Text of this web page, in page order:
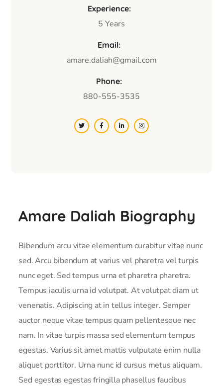
Experience:
5 Years
Email:
amare.daliah@gmail.com
Phone:
880-555-3535
Amare Daliah Biography
Bibendum arcu vitae elementum curabitur vitae nunc
sed. Arcu bibendum at varius vel pharetra vel turpis
nunc eget. Sed tempus urna et pharetra pharetra.
Tempus iaculis urna id volutpat. At volutpat diam ut
venenatis. Adipiscing at in tellus integer. Semper
auctor neque vitae tempus quam pellentesque nec
nam. In vitae turpis massa sed elementum tempus
egestas. Varius sit amet mattis vulputate enim nulla
aliquet porttitor. Urna nunc id cursus metus aliquam.
Sed egestas egestas fringilla phasellus faucibus